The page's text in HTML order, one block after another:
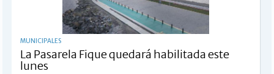
MUNICIPALES
La Pasarela Fique quedará habilitada este
lunes